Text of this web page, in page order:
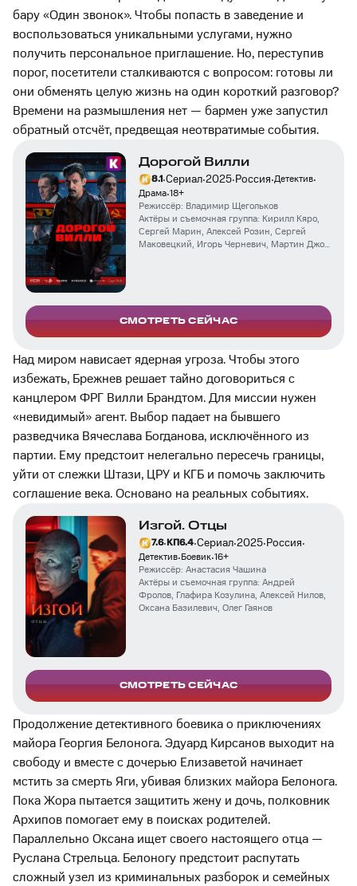
бару «Один звонок». Чтобы попасть в заведение и
воспользоваться уникальными услугами, нужно
получить персональное приглашение. Но, переступив
порог, посетители сталкиваются с вопросом: готовы ли
они обменять целую жизнь на один короткий разговор?
Времени на размышления нет — бармен уже запустил
обратный отсчёт, предвещая неотвратимые события.
Дорогой Вилли
8.1·Сериал·2025·Россия·Детектив·
Драма·18+
Режиссёр: Владимир Щегольков
Актёры и съемочная группа: Кирилл Кяро,
Сергей Марин, Алексей Розин, Сергей
Маковецкий, Игорь Черневич, Мартин Джон
СМОТРЕТЬ СЕЙЧАС
Над миром нависает ядерная угроза. Чтобы этого
избежать, Брежнев решает тайно договориться с
канцлером ФРГ Вилли Брандтом. Для миссии нужен
«невидимый» агент. Выбор падает на бывшего
разведчика Вячеслава Богданова, исключённого из
партии. Ему предстоит нелегально пересечь границы,
уйти от слежки Штази, ЦРУ и КГБ и помочь заключить
соглашение века. Основано на реальных событиях.
Изгой. Отцы
7.6·КП6.4·Сериал·2025·Россия·
Детектив·Боевик·16+
Режиссёр: Анастасия Чашина
Актёры и съемочная группа: Андрей
Фролов, Глафира Козулина, Алексей Нилов,
Оксана Базилевич, Олег Гаянов
СМОТРЕТЬ СЕЙЧАС
Продолжение детективного боевика о приключениях
майора Георгия Белонога. Эдуард Кирсанов выходит на
свободу и вместе с дочерью Елизаветой начинает
мстить за смерть Яги, убивая близких майора Белонога.
Пока Жора пытается защитить жену и дочь, полковник
Архипов помогает ему в поисках родителей.
Параллельно Оксана ищет своего настоящего отца —
Руслана Стрельца. Белоногу предстоит распутать
сложный узел из криминальных разборок и семейных